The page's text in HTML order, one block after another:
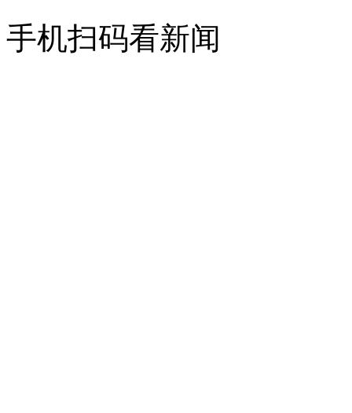
手机扫码看新闻